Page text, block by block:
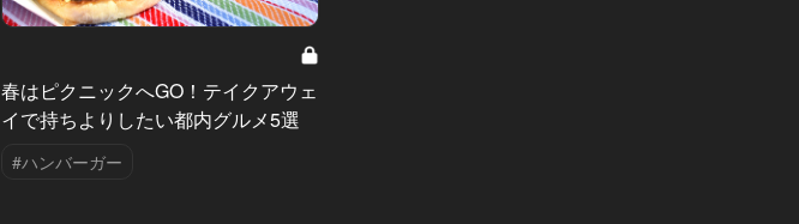
春はピクニックへGO！テイクアウェ
イで持ちよりしたい都内グルメ5選
#ハンバーガー